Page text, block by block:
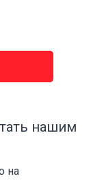
нашим
на